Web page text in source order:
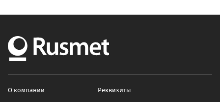
О компании Реквизиты